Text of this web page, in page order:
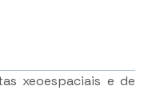
xeoespaciais e de